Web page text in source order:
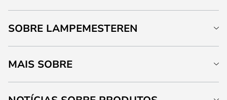
SOBRE LAMPEMESTEREN
MAIS SOBRE